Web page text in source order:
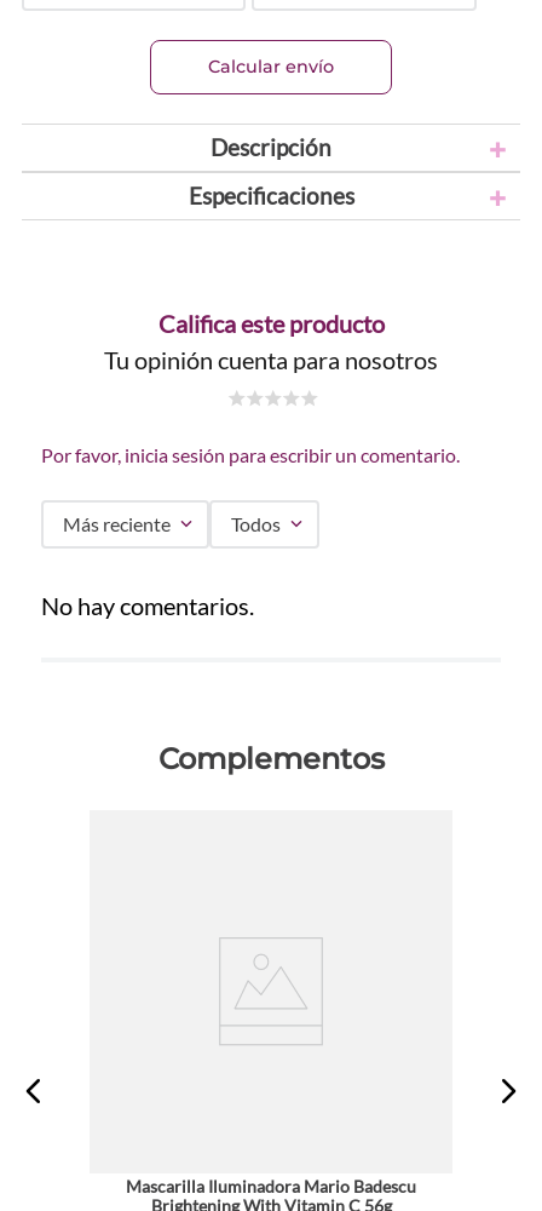
Calcular envío
Descripción
Especificaciones
Califica este producto
Tu opinión cuenta para nosotros
Por favor, inicia sesión para escribir un comentario.
Más reciente Todos
No hay comentarios.
Complementos
Mascarilla Iluminadora Mario Badescu
Brightening With Vitamin C 56g